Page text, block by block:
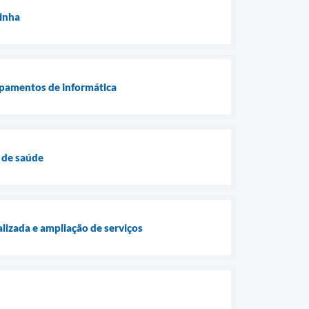
de informática
saúde
e ampliação de serviços